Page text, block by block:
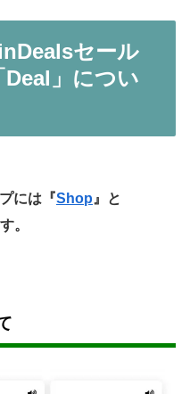
セール
」につい
には『Shop 』と
。